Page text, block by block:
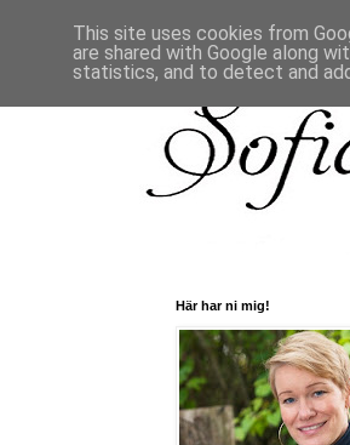
Här har ni mig!
This site uses cookies from
are shared with Google along
statistics, and to detect and